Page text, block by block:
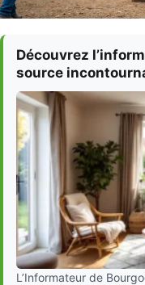
Découvrez
source
L’Informateur de